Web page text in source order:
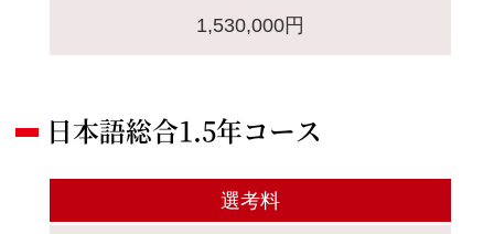
1,530,000円
日本語総合1.5年コース
選考料